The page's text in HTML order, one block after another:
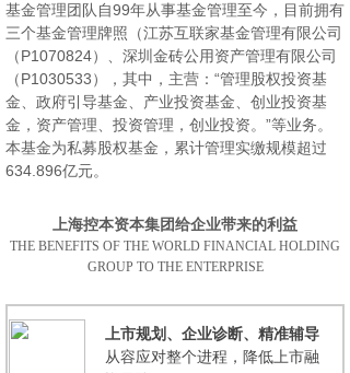
基金管理团队自99年从事基金管理至今，目前拥有
三个基金管理牌照（江苏互联家基金管理有限公司
（P1070824）、深圳金砖公用资产管理有限公司
（P1030533），其中，主营：“管理股权投资基
金、政府引导基金、产业投资基金、创业投资基
金，资产管理、投资管理，创业投资。”等业务。
本基金为私募股权基金，累计管理实缴规模超过
634.896亿元。
上海控本资本集团给企业带来的利益
THE BENEFITS OF THE WORLD FINANCIAL HOLDING
GROUP TO THE ENTERPRISE
上市规划、企业诊断、精准辅导
从容应对整个进程，降低上市融